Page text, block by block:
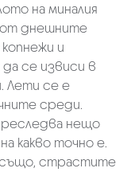
на миналия
от днешните
и
се извиси в
Лети се е
среди.
нещо
какво точно е.
също, страстите